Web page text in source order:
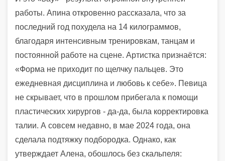
работы. Апина откровенно рассказала, что за
последний год похудела на 14 килограммов,
благодаря интенсивным тренировкам, танцам и
постоянной работе на сцене. Артистка признаётся:
«Форма не приходит по щелчку пальцев. Это
ежедневная дисциплина и любовь к себе». Певица
не скрывает, что в прошлом прибегала к помощи
пластических хирургов - да-да, была корректировка
талии. А совсем недавно, в мае 2024 года, она
сделала подтяжку подбородка. Однако, как
утверждает Алена, обошлось без скальпеля: